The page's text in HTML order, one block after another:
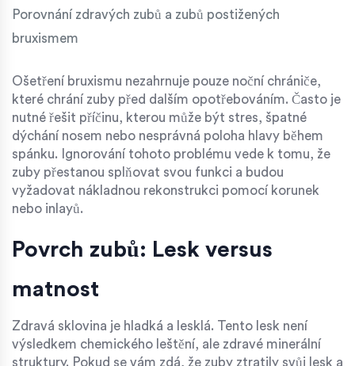
Porovnání zdravých zubů a zubů postižených
bruxismem
Ošetření bruxismu nezahrnuje pouze noční chrániče,
které chrání zuby před dalším opotřebováním. Často je
nutné řešit příčinu, kterou může být stres, špatné
dýchání nosem nebo nesprávná poloha hlavy během
spánku. Ignorování tohoto problému vede k tomu, že
zuby přestanou splňovat svou funkci a budou
vyžadovat nákladnou rekonstrukci pomocí korunek
nebo inlayů.
Povrch zubů: Lesk versus
matnost
Zdravá sklovina je hladká a lesklá. Tento lesk není
výsledkem chemického leštění, ale zdravé minerální
struktury. Pokud se vám zdá, že zuby ztratily svůj lesk a